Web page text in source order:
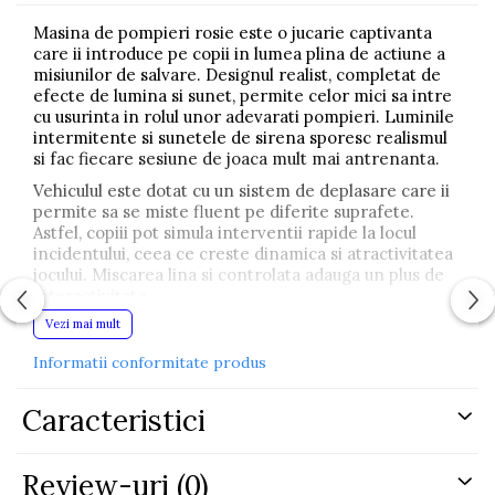
Masina de pompieri rosie este o jucarie captivanta
care ii introduce pe copii in lumea plina de actiune a
misiunilor de salvare. Designul realist, completat de
efecte de lumina si sunet, permite celor mici sa intre
cu usurinta in rolul unor adevarati pompieri. Luminile
intermitente si sunetele de sirena sporesc realismul
si fac fiecare sesiune de joaca mult mai antrenanta.
Vehiculul este dotat cu un sistem de deplasare care ii
permite sa se miste fluent pe diferite suprafete.
Astfel, copiii pot simula interventii rapide la locul
incidentului, ceea ce creste dinamica si atractivitatea
jocului. Miscarea lina si controlata adauga un plus de
interactivitate.
Un element important al acestei masini de pompieri
deschid. Acestea permit introducerea figurinelor, a
incurajand jocul de rol. Deschiderea si inchiderea
componentelor contribuie la dezvoltarea indemanarii
Masina este realizata din materiale de calitate,
Vezi mai mult
Informatii conformitate produs
Caracteristici
Review-uri (0)